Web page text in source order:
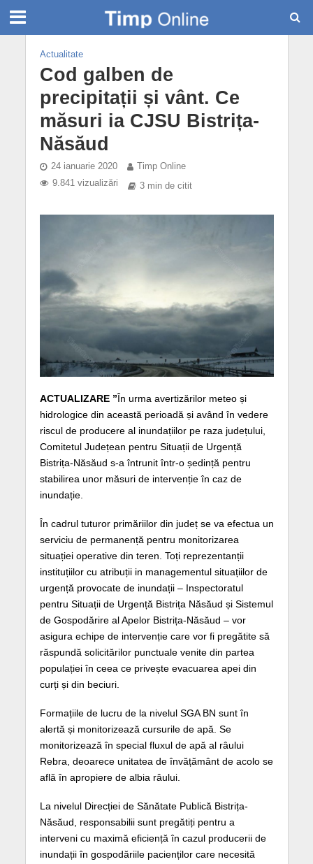
Actualitate
Cod galben de
precipitații și vânt. Ce
măsuri ia CJSU Bistrița-
Năsăud
24 ianuarie 2020
Timp Online
9.841 vizualizări
3 min de citit
ACTUALIZARE ”În urma avertizărilor meteo și
hidrologice din această perioadă și având în vedere
riscul de producere al inundațiilor pe raza județului,
Comitetul Județean pentru Situații de Urgență
Bistrița-Năsăud s-a întrunit într-o ședință pentru
stabilirea unor măsuri de intervenție în caz de
inundație.
În cadrul tuturor primăriilor din județ se va efectua un
serviciu de permanență pentru monitorizarea
situației operative din teren. Toți reprezentanții
instituțiilor cu atribuții in managementul situațiilor de
urgență provocate de inundații – Inspectoratul
pentru Situații de Urgență Bistrița Năsăud și Sistemul
de Gospodărire al Apelor Bistrița-Năsăud – vor
asigura echipe de intervenție care vor fi pregătite să
răspundă solicitărilor punctuale venite din partea
populației în ceea ce privește evacuarea apei din
curți și din beciuri.
Formațiile de lucru de la nivelul SGA BN sunt în
alertă și monitorizează cursurile de apă. Se
monitorizează în special fluxul de apă al râului
Rebra, deoarece unitatea de învățământ de acolo se
află în apropiere de albia râului.
La nivelul Direcției de Sănătate Publică Bistrița-
Năsăud, responsabilii sunt pregătiți pentru a
interveni cu maximă eficiență în cazul producerii de
inundații în gospodăriile pacienților care necesită